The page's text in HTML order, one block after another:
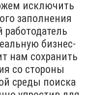
исключить
заполнения
бизнес-
нам сохранить
со стороны
среды поиска